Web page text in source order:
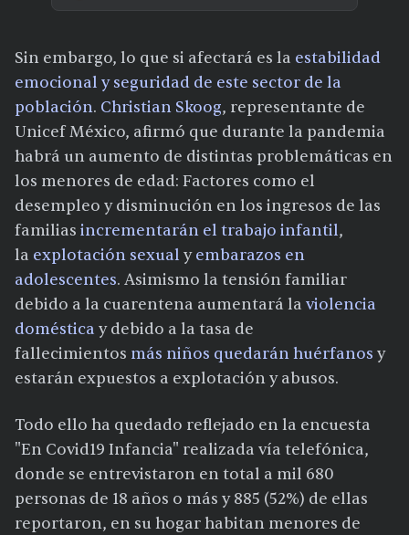
Sin embargo, lo que si afectará es la estabilidad
emocional y seguridad de este sector de la
población. Christian Skoog, representante de
Unicef México, afirmó que durante la pandemia
habrá un aumento de distintas problemáticas en
los menores de edad: Factores como el
desempleo y disminución en los ingresos de las
familias incrementarán el trabajo infantil,
la explotación sexual yembarazos en
adolescentes. Asimismo la tensión familiar
debido a la cuarentena aumentará la violencia
doméstica y debido a la tasa de
fallecimientos más niños quedarán huérfanos y
estarán expuestos a explotación y abusos.
Todo ello ha quedado reflejado en la encuesta
"En Covid19 Infancia" realizada vía telefónica,
donde se entrevistaron en total a mil 680
personas de 18 años o más y 885 (52%) de ellas
reportaron, en su hogar habitan menores de